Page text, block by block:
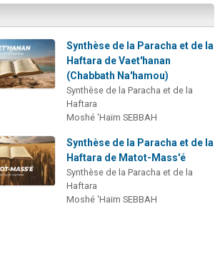
Synthèse de la Paracha et de la
Haftara de Vaet'hanan
(Chabbath Na'hamou)
Synthèse de la Paracha et de la
Haftara
Moshé 'Haïm SEBBAH
Synthèse de la Paracha et de la
Haftara de Matot-Mass'é
Synthèse de la Paracha et de la
Haftara
Moshé 'Haïm SEBBAH